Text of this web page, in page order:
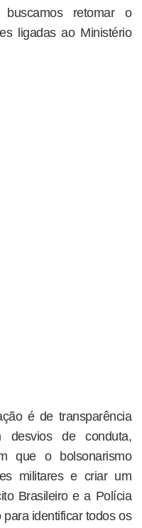
retomar o
ligadas ao Ministério
é de transparência
de conduta,
que o bolsonarismo
militares e criar um
Brasileiro e a Polícia
identificar todos os